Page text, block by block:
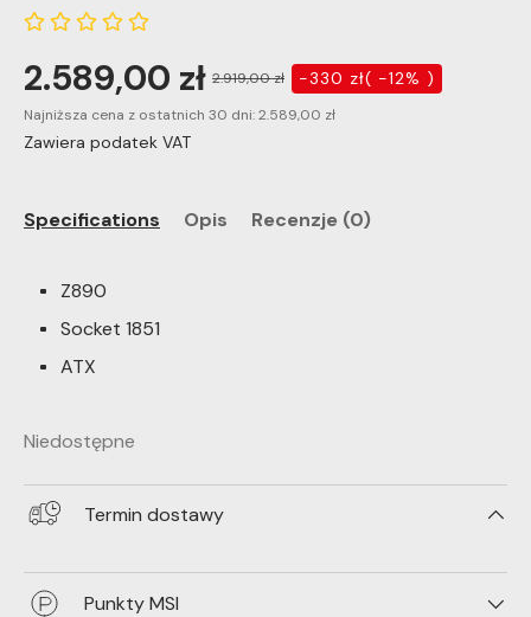
2.589,00 zł 2.919,00 zł -330 zł( -12% )
Najniższa cena z ostatnich 30 dni:2.589,00 zł
Zawiera podatek VAT
Specifications Opis Recenzje (0)
Z890
Socket 1851
ATX
Niedostępne
Termin dostawy
Punkty MSI